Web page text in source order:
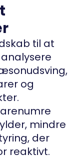
til at
og
mindre
der
reaktivt.